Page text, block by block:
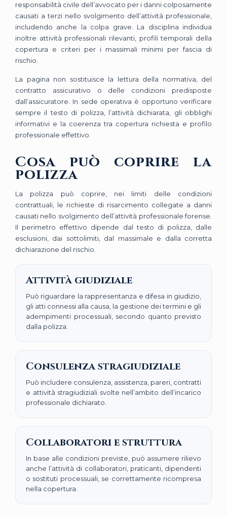
responsabilità civile dell’avvocato per i danni colposamente
causati a terzi nello svolgimento dell’attività professionale,
includendo anche la colpa grave. La disciplina individua
inoltre attività professionali rilevanti, profili temporali della
copertura e criteri per i massimali minimi per fascia di
rischio.
La pagina non sostituisce la lettura della normativa, del
contratto assicurativo o delle condizioni predisposte
dall’assicuratore. In sede operativa è opportuno verificare
sempre il testo di polizza, l’attività dichiarata, gli obblighi
informativi e la coerenza tra copertura richiesta e profilo
professionale effettivo.
Cosa può coprire la
polizza
La polizza può coprire, nei limiti delle condizioni
contrattuali, le richieste di risarcimento collegate a danni
causati nello svolgimento dell’attività professionale forense.
Il perimetro effettivo dipende dal testo di polizza, dalle
esclusioni, dai sottolimiti, dal massimale e dalla corretta
dichiarazione del rischio.
Attività giudiziale
Può riguardare la rappresentanza e difesa in giudizio,
gli atti connessi alla causa, la gestione dei termini e gli
adempimenti processuali, secondo quanto previsto
dalla polizza.
Consulenza stragiudiziale
Può includere consulenza, assistenza, pareri, contratti
e attività stragiudiziali svolte nell’ambito dell’incarico
professionale dichiarato.
Collaboratori e struttura
In base alle condizioni previste, può assumere rilievo
anche l’attività di collaboratori, praticanti, dipendenti
o sostituti processuali, se correttamente ricompresa
nella copertura.